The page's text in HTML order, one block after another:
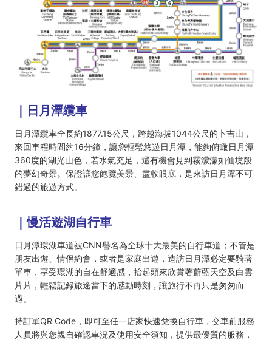
｜日月潭纜車
日月潭纜車全長約1877.15公尺，跨越海拔1044公尺的卜吉山，
來回車程時間約16分鐘，讓您輕鬆悠遊日月潭，能夠俯瞰日月潭
360度的湖光山色，若水氣充足，還有機會見到霧濛濛如仙境般
的夢幻奇景。保證讓您飽覽美景、盡收眼底，是來訪日月潭不可
錯過的旅遊方式。
｜慢活遊湖自行車
日月潭環湖車道被CNN譽名為全球十大最美的自行車道；不管是
朋友出遊、情侶約會，或者是家庭出遊，造訪日月潭必定要騎著
單車，享受環湖的自在舒適感，抬起頭來欣賞著蔚藍天空及白雲
片片，輕鬆記錄旅途當下的感動時刻，讓旅行不再只是匆匆而
過。
持訂單QR Code，即可至任一店家快速兌換自行車，交車前服務
人員將與您親自確認車況及使用安全須知，提供最優質的服務，